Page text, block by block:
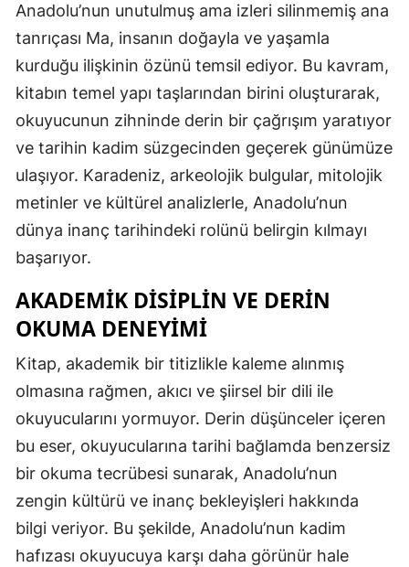
Anadolu’nun unutulmuş ama izleri silinmemiş ana
tanrıçası Ma, insanın doğayla ve yaşamla
kurduğu ilişkinin özünü temsil ediyor. Bu kavram,
kitabın temel yapı taşlarından birini oluşturarak,
okuyucunun zihninde derin bir çağrışım yaratıyor
ve tarihin kadim süzgecinden geçerek günümüze
ulaşıyor. Karadeniz, arkeolojik bulgular, mitolojik
metinler ve kültürel analizlerle, Anadolu’nun
dünya inanç tarihindeki rolünü belirgin kılmayı
başarıyor.
AKADEMIK DISIPLIN VE DERIN
OKUMA DENEYIMI
Kitap, akademik bir titizlikle kaleme alınmış
olmasına rağmen, akıcı ve şiirsel bir dili ile
okuyucularını yormuyor. Derin düşünceler içeren
bu eser, okuyucularına tarihi bağlamda benzersiz
bir okuma tecrübesi sunarak, Anadolu’nun
zengin kültürü ve inanç bekleyişleri hakkında
bilgi veriyor. Bu şekilde, Anadolu’nun kadim
hafızası okuyucuya karşı daha görünür hale